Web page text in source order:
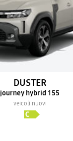
DUSTER
journey hybrid 155
veicoli nuovi